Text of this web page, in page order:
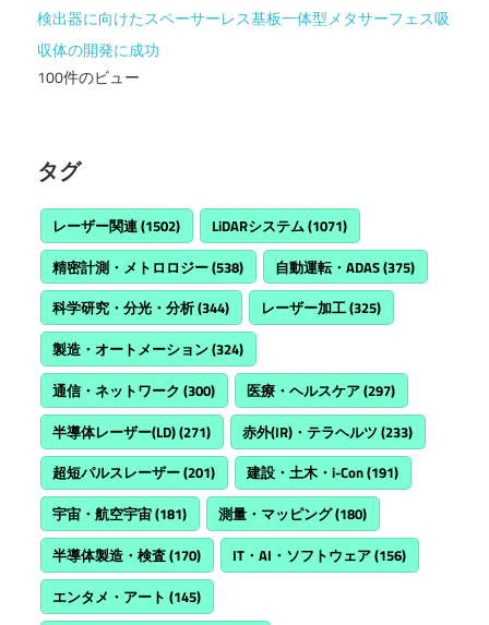
検出器に向けたスペーサーレス基板一体型メタサーフェス吸
収体の開発に成功
100件のビュー
タグ
レーザー関連(1502) LiDARシステム(1071)
精密計測・メトロロジー(538) 自動運転・ADAS(375)
科学研究・分光・分析(344) レーザー加工(325)
製造・オートメーション(324)
通信・ネットワーク (300) 医療・ヘルスケア(297)
半導体レーザー(LD)(271) 赤外(IR)・テラヘルツ (233)
超短パルスレーザー(201) 建設・土木・i-Con(191)
宇宙・航空宇宙(181) 測量・マッピング(180)
半導体製造・検査(170) IT・AI・ソフトウェア(156)
エンタメ・アート (145)